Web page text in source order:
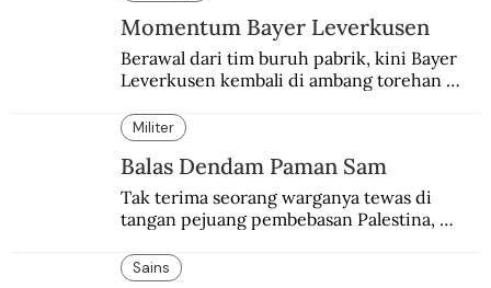
Momentum Bayer Leverkusen
Berawal dari tim buruh pabrik, kini Bayer
Leverkusen kembali di ambang torehan
“Neverkusen”.
Militer
Balas Dendam Paman Sam
Tak terima seorang warganya tewas di
tangan pejuang pembebasan Palestina,
pembalasan.
Sains